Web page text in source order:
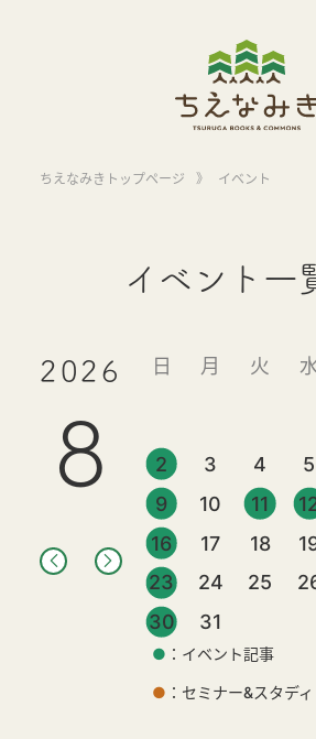
ちえなみきトップページ 》 イベント
イベント一
2026
8
日 月 火
2
3 4 5
9
10 11
16
17 18
23
24 25
30
31
● ：イベント記事
● ：セミナー&スタディ